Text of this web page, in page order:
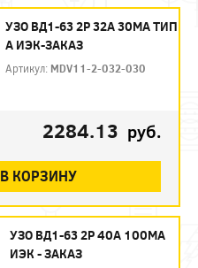
УЗО ВД1-63 2Р 32А 30МА ТИП
А ИЭК-ЗАКАЗ
Артикул: MDV11-2-032-030
2284.13 руб.
В КОРЗИНУ
УЗО ВД1-63 2Р 40А 100МА
ИЭК - ЗАКАЗ